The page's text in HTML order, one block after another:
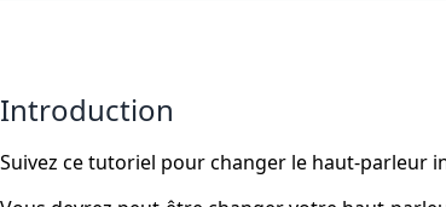
Introduction
Suivez ce tutoriel pour changer le haut-parleur